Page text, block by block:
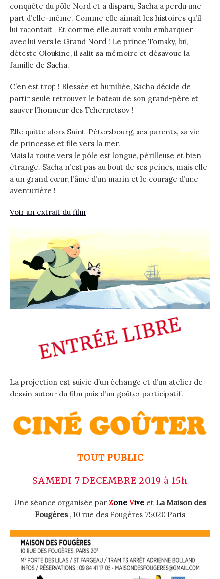
conquête du pôle Nord et a disparu, Sacha a perdu une
part d’elle-même. Comme elle aimait les histoires qu’il
lui racontait ! Et comme elle aurait voulu embarquer
avec lui vers le Grand Nord ! Le prince Tomsky, lui,
déteste Oloukine, il salit sa mémoire et désavoue la
famille de Sacha.
C’en est trop ! Blessée et humiliée, Sacha décide de
partir seule retrouver le bateau de son grand-père et
sauver l’honneur des Tchernetsov !
Elle quitte alors Saint-Pétersbourg, ses parents, sa vie
de princesse et file vers la mer.
Mais la route vers le pôle est longue, périlleuse et bien
étrange. Sacha n’est pas au bout de ses peines, mais elle
a un grand cœur, l’âme d’un marin et le courage d’une
aventurière !
Voir un extrait du film
La projection est suivie d’un échange et d’un atelier de
dessin autour du film puis d’un goûter participatif.
TOUT PUBLIC
SAMEDI 7 DECEMBRE 2019 à 15h
Une séance organisée par Zone Vive et La Maison des
Fougères, 10 rue des Fougères 75020 Paris